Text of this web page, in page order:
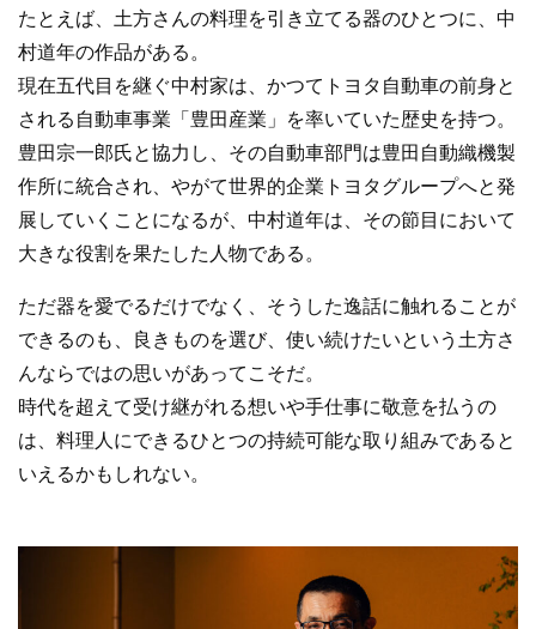
たとえば、土方さんの料理を引き立てる器のひとつに、中
村道年の作品がある。
現在五代目を継ぐ中村家は、かつてトヨタ自動車の前身と
される自動車事業「豊田産業」を率いていた歴史を持つ。
豊田宗一郎氏と協力し、その自動車部門は豊田自動織機製
作所に統合され、やがて世界的企業トヨタグループへと発
展していくことになるが、中村道年は、その節目において
大きな役割を果たした人物である。
ただ器を愛でるだけでなく、そうした逸話に触れることが
できるのも、良きものを選び、使い続けたいという土方さ
んならではの思いがあってこそだ。
時代を超えて受け継がれる想いや手仕事に敬意を払うの
は、料理人にできるひとつの持続可能な取り組みであると
いえるかもしれない。